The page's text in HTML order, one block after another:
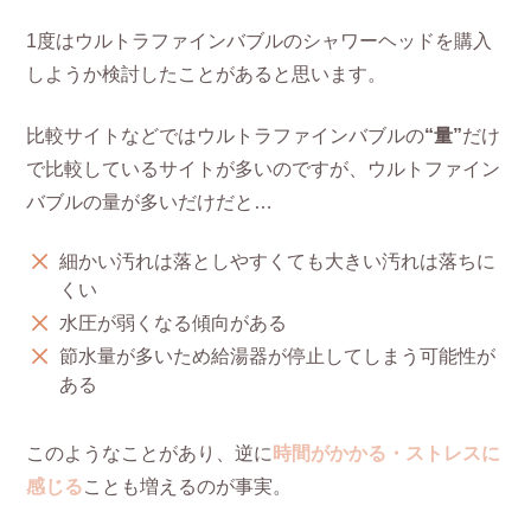
1度はウルトラファインバブルのシャワーヘッドを購入
しようか検討したことがあると思います。
比較サイトなどではウルトラファインバブルの“量”だけ
で比較しているサイトが多いのですが、ウルトファイン
バブルの量が多いだけだと…
細かい汚れは落としやすくても大きい汚れは落ちに
くい
水圧が弱くなる傾向がある
節水量が多いため給湯器が停止してしまう可能性が
ある
このようなことがあり、逆に 時間がかかる・ストレスに
感じることも増えるのが事実。